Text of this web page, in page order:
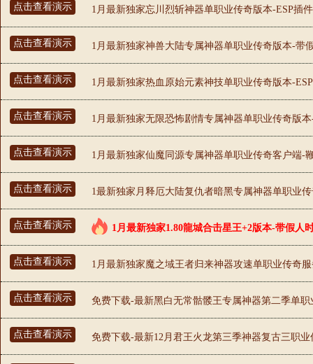
点击查看演示 1月最新独家忘川烈斩神器单职业传奇版本-ESP插
点击查看演示 1月最新独家神兽大陆专属神器单职业传奇版本-带
点击查看演示 1月最新独家热血原始元素神技单职业传奇版本-
点击查看演示 1月最新独家无限恐怖剧情专属神器单职业传奇版
点击查看演示 1月最新独家仙魔同源专属神器单职业传奇客户端-
点击查看演示 1最新独家月释厄大陆复仇者暗黑专属神器单职业
点击查看演示 1月最新独家1.80龍城合击星王+2版本-带假
点击查看演示 1月最新独家魔之域王者归来神器攻速单职业传奇
点击查看演示 免费下载-最新黑白无常骷髅王专属神器第二季单
点击查看演示 免费下载-最新12月君王火龙第三季神器复古三职